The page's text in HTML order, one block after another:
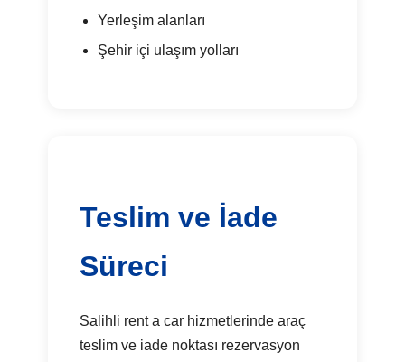
Yerleşim alanları
Şehir içi ulaşım yolları
Teslim ve İade
Süreci
Salihli rent a car hizmetlerinde araç
teslim ve iade noktası rezervasyon